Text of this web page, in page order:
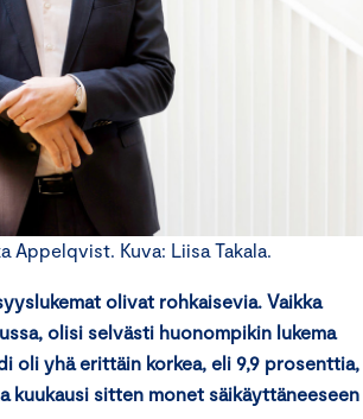
Appelqvist. Kuva: Liisa Takala.
olivat rohkaisevia. Vaikka
olisi selvästi huonompikin lukema
oli yhä erittäin korkea, eli 9,9 prosenttia,
kuukausi sitten monet säikäyttäneeseen